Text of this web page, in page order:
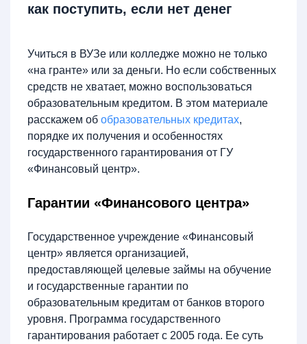
как поступить, если нет денег
Учиться в ВУЗе или колледже можно не только
«на гранте» или за деньги. Но если собственных
средств не хватает, можно воспользоваться
образовательным кредитом. В этом материале
расскажем об образовательных кредитах,
порядке их получения и особенностях
государственного гарантирования от ГУ
«Финансовый центр».
Гарантии «Финансового центра»
Государственное учреждение «Финансовый
центр» является организацией,
предоставляющей целевые займы на обучение
и государственные гарантии по
образовательным кредитам от банков второго
уровня. Программа государственного
гарантирования работает с 2005 года. Ее суть